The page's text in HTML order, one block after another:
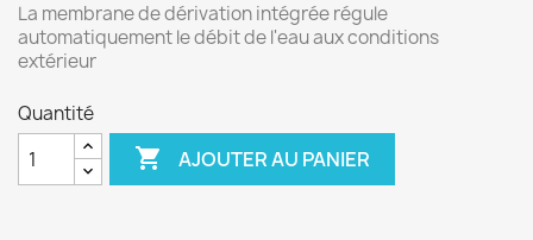
La membrane de dérivation intégrée régule
automatiquement le débit de l'eau aux conditions
extérieur
Quantité
 AJOUTER AU PANIER